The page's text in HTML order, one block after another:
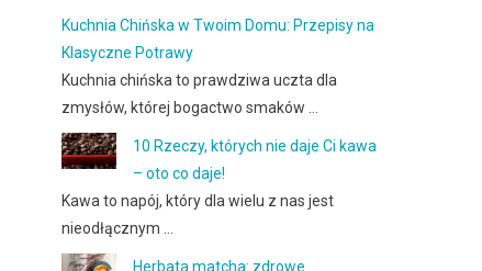
Kuchnia Chińska w Twoim Domu: Przepisy na
Klasyczne Potrawy
Kuchnia chińska to prawdziwa uczta dla
zmysłów, której bogactwo smaków …
10 Rzeczy, których nie daje Ci kawa
– oto co daje!
Kawa to napój, który dla wielu z nas jest
nieodłącznym …
Herbata matcha: zdrowe